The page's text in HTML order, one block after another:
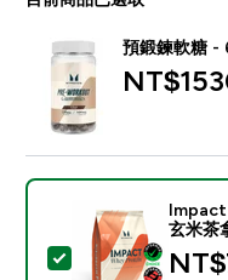
預鍛鍊軟糖 -
選取此商品 -
Impact
玄米茶